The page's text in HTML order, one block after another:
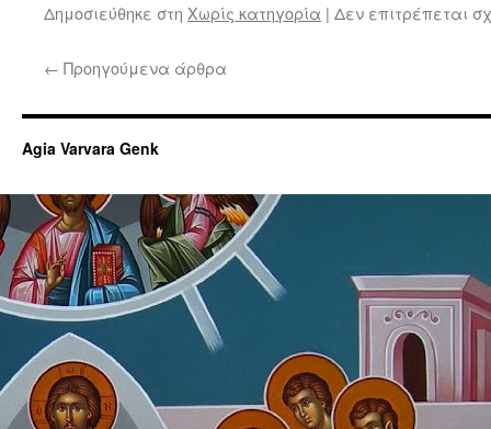
Δημοσιεύθηκε στη Χωρίς κατηγορία | Δεν επιτρέπεται
← Προηγούμενα άρθρα
Agia Varvara Genk